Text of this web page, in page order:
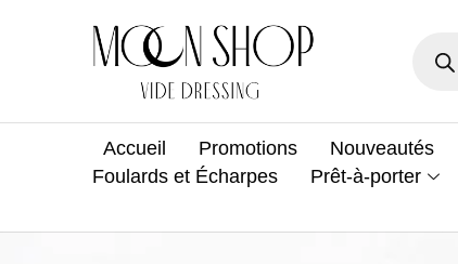
Accueil Promotions Nouveautés
Foulards et Écharpes
Prêt-à-porter